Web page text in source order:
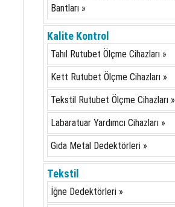
Bantları »
Kalite Kontrol
Tahıl Rutubet Ölçme Cihazları »
Kett Rutubet Ölçme Cihazları »
Tekstil Rutubet Ölçme Cihazları »
Labaratuar Yardımcı Cihazları »
Gıda Metal Dedektörleri »
Tekstil
İğne Dedektörleri »